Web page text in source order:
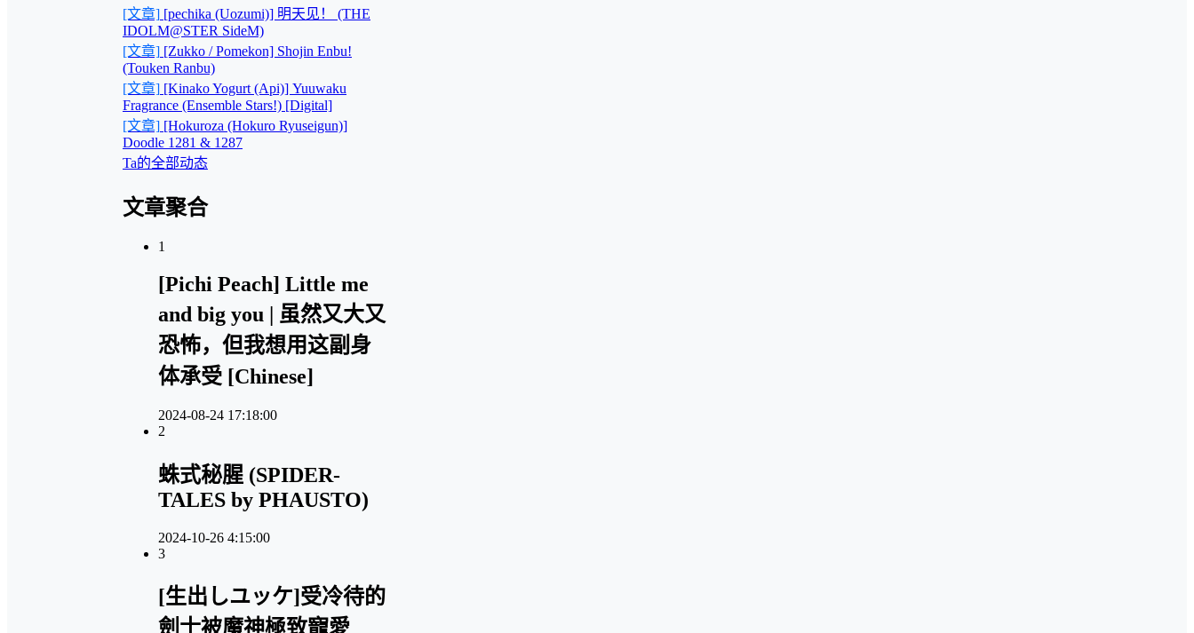
[文章] [pechika (Uozumi)] 明天见！ (THE
IDOLM@STER SideM)
[文章] [Zukko / Pomekon] Shojin Enbu!
(Touken Ranbu)
[文章] [Kinako Yogurt (Api)] Yuuwaku
Fragrance (Ensemble Stars!) [Digital]
[文章] [Hokuroza (Hokuro Ryuseigun)]
Doodle 1281 & 1287
Ta的全部动态
文章聚合
1
[Pichi Peach] Little me
and big you | 虽然又大又
恐怖，但我想用这副身
体承受 [Chinese]
2024-08-24 17:18:00
2
蛛式秘腥 (SPIDER-
TALES by PHAUSTO)
2024-10-26 4:15:00
3
[生出しユッケ]受冷待的
劍士被魔神極致寵愛